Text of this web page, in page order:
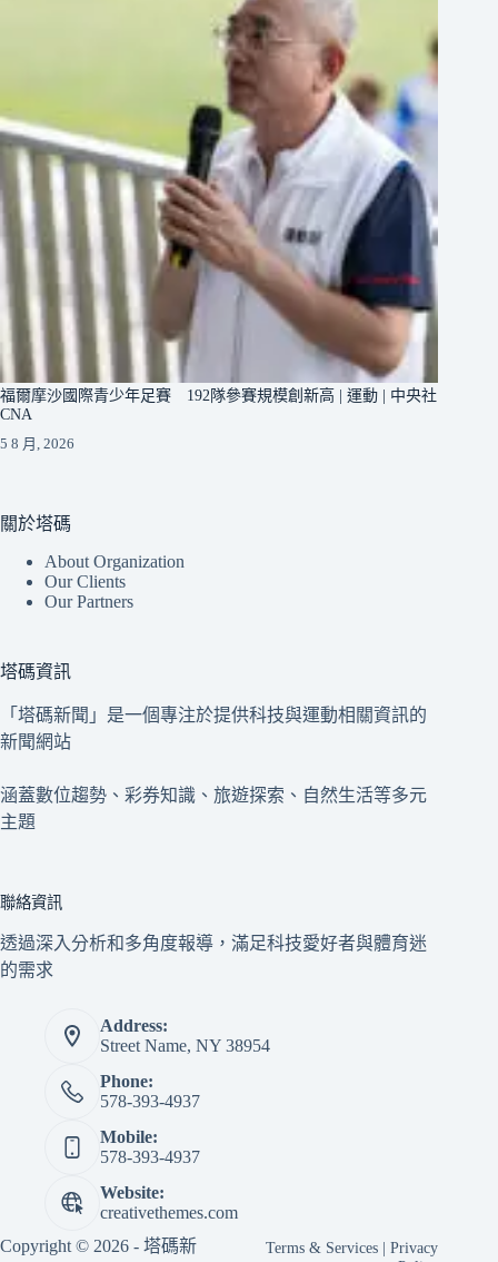
福爾摩沙國際青少年足賽 192隊參賽規模創新高 | 運動 | 中央社
CNA
5 8 月, 2026
關於塔碼
About Organization
Our Clients
Our Partners
塔碼資訊
「塔碼新聞」是一個專注於提供科技與運動相關資訊的
新聞網站
涵蓋數位趨勢、彩券知識、旅遊探索、自然生活等多元
主題
聯絡資訊
透過深入分析和多角度報導，滿足科技愛好者與體育迷
的需求
Address:
Street Name, NY 38954
Phone:
578-393-4937
Mobile:
578-393-4937
Website:
creativethemes.com
Copyright © 2026 - 塔碼新
Terms & Services |Privacy